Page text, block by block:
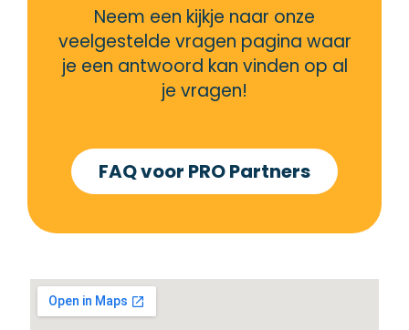
Neem een kijkje naar onze
veelgestelde vragen pagina waar
je een antwoord kan vinden op al
je vragen!
FAQ voor PRO Partners